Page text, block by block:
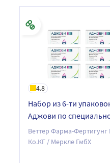
4.8
Набор из 6-ти
Аджови по
Веттер Фарма-Фертигунг
Ко.КГ / Меркле ГмбХ